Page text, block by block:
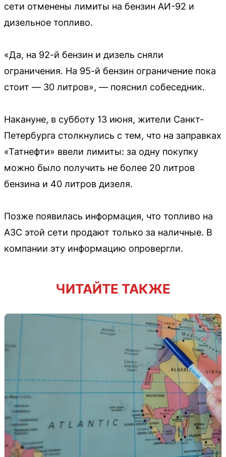
сети отменены лимиты на бензин АИ-92 и
дизельное топливо.
«Да, на 92-й бензин и дизель сняли
ограничения. На 95-й бензин ограничение пока
стоит — 30 литров», — пояснил собеседник.
Накануне, в субботу 13 июня, жители Санкт-
Петербурга столкнулись с тем, что на заправках
«Татнефти» ввели лимиты: за одну покупку
можно было получить не более 20 литров
бензина и 40 литров дизеля.
Позже появилась информация, что топливо на
АЗС этой сети продают только за наличные. В
компании эту информацию опровергли.
ЧИТАЙТЕ ТАКЖЕ